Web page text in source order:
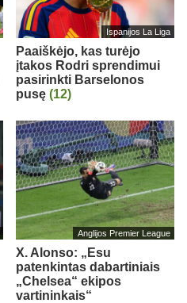
Ispanijos La Liga
Paaiškėjo, kas turėjo
įtakos Rodri sprendimui
pasirinkti Barselonos
pusę (12)
Anglijos Premier League
X. Alonso: „Esu
patenkintas dabartiniais
„Chelsea“ ekipos
vartininkais“